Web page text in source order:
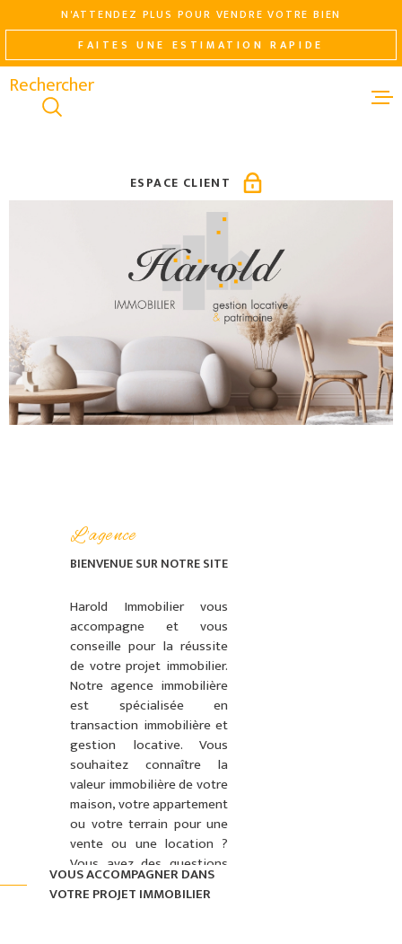
àà
recherche
au
principal
au
GESTION
AGENCE
CONTACT
N'ATTENDEZ PLUS POUR VENDRE VOTRE BIEN
FAITES UNE ESTIMATION RAPIDE
ESPACE CLIENT
L'agence
BIENVENUE SURNOTRE SITE
Harold Immobilier vous
accompagne et vous
conseille pour la réussite
de votre projet immobilier.
Notre agence immobilière
est spécialisée en
transaction immobilière et
gestion locative. Vous
souhaitez connaître la
valeur immobilière de votre
maison, votre appartement
ou votre terrain pour une
vente ou une location ?
Vous avez des questions
sur les diagnostiques
immobiliers obligatoires ?
VOUS ACCOMPAGNER DANS
VOTRE PROJET IMMOBILIER